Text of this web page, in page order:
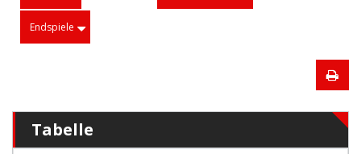
Endspiele
Tabelle